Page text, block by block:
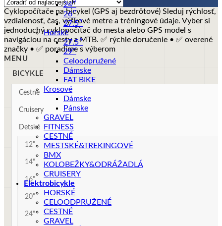
24″
26″
27.5″
Horské
27.5″
29″
Celoodpružené
Dámske
FAT BIKE
Krosové
Dámske
Pánske
GRAVEL
FITNESS
CESTNÉ
MESTSKÉ&TREKINGOVÉ
BMX
KOLOBEŽKY&ODRÁŽADLÁ
CRUISERY
Elektrobicykle
HORSKÉ
CELOODPRUŽENÉ
CESTNÉ
GRAVEL
Cyklopočítače na bicykel (GPS aj bezdrôtové) Sleduj rýchlosť,
vzdialenosť, čas, výškové metre a tréningové údaje. Vyber si
jednoduchý cyklopočítač do mesta alebo GPS model s
navigáciou na cesty a MTB. ✅ rýchle doručenie • ✅ overené
značky • ✅ poradíme s výberom
MENU
BICYKLE
Cestné
Cruisery
Detské
12"
14"
16"
20"
24"